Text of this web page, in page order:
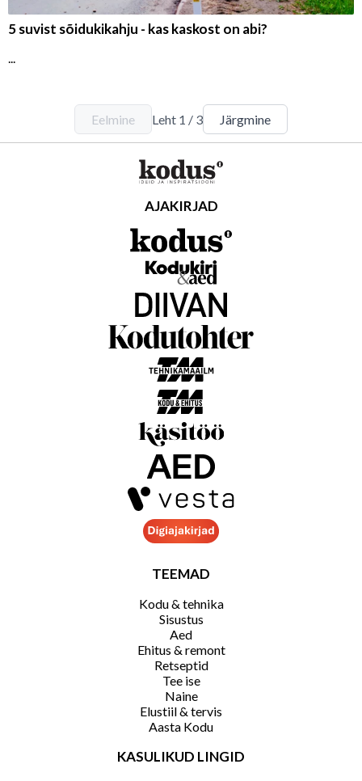
5 suvist sõidukikahju - kas kaskost on abi?
...
Eelmine Leht 1 / 3 Järgmine
AJAKIRJAD
TEEMAD
Kodu & tehnika
Sisustus
Aed
Ehitus & remont
Retseptid
Tee ise
Naine
Elustiil & tervis
Aasta Kodu
KASULIKUD LINGID